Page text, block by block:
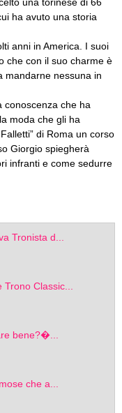
ha avuto una storia
anni in America. I suoi
che con il suo charme è
mandarne nessuna in
conoscenza che ha
moda che gli ha
di Roma un corso
Giorgio spiegherà
infranti e come sedurre
Tronista d...
Classic...
bene?�...
che a...